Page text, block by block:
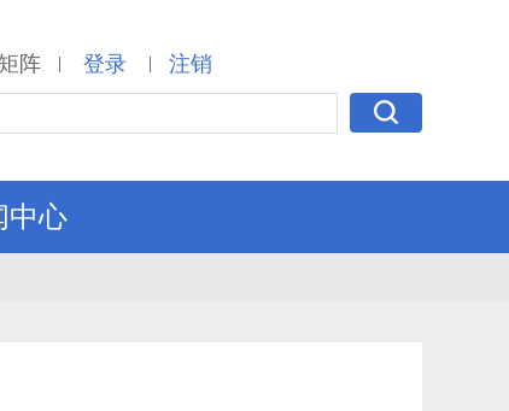
阵 | 登录 | 注销
中心